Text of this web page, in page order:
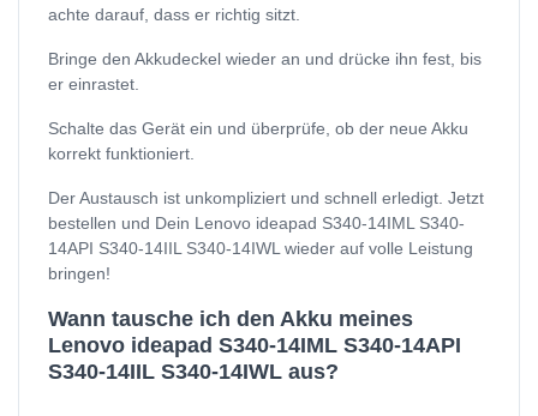
achte darauf, dass er richtig sitzt.
Bringe den Akkudeckel wieder an und drücke ihn fest, bis
er einrastet.
Schalte das Gerät ein und überprüfe, ob der neue Akku
korrekt funktioniert.
Der Austausch ist unkompliziert und schnell erledigt. Jetzt
bestellen und Dein Lenovo ideapad S340-14IML S340-
14API S340-14IIL S340-14IWL wieder auf volle Leistung
bringen!
Wann tausche ich den Akku meines
Lenovo ideapad S340-14IML S340-14API
S340-14IIL S340-14IWL aus?